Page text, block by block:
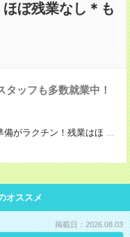
ぼ残業なし＊も
ッフも多数就業中！
がラクチン！残業はほ ...
オススメ
掲載日：2026.08.03